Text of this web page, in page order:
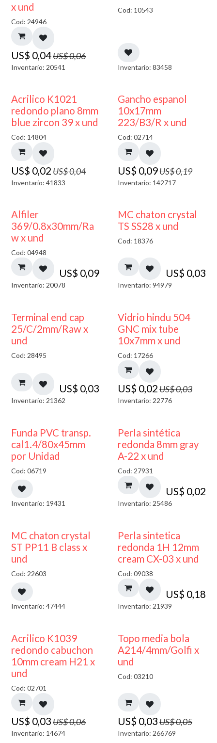
x und
Cod: 24946
US$ 0,04US$0,06
Inventario: 20541
Cod: 10543
Inventario: 83458
50% DESCUENTO
Acrilico K1021
redondo plano 8mm
blue zircon 39 x und
Cod: 14804
US$ 0,02US$0,04
Inventario: 41833
50% DESCUENTO
Gancho espanol
10x17mm
223/B3/R x und
Cod: 02714
US$ 0,09US$0,19
Inventario: 142717
Alfiler
369/0.8x30mm/Ra
w x und
Cod: 04948
US$ 0,09
Inventario: 20078
MC chaton crystal
TS SS28 x und
Cod: 18376
US$ 0,03
Inventario: 94979
Terminal end cap
25/C/2mm/Raw x
und
Cod: 28495
US$ 0,03
Inventario: 21362
40% DESCUENTO
Vidrio hindu 504
GNC mix tube
10x7mm x und
Cod: 17266
US$ 0,02US$0,03
Inventario: 22776
Funda PVC transp.
cal1.4/80x45mm
por Unidad
Cod: 06719
Inventario: 19431
Perla sintética
redonda 8mm gray
A-22 x und
Cod: 27931
US$ 0,02
Inventario: 25486
MC chaton crystal
ST PP11 B class x
und
Cod: 22603
Inventario: 47444
Perla sintetica
redonda 1H 12mm
cream CX-03 x und
Cod: 09038
US$ 0,18
Inventario: 21939
50% DESCUENTO
Acrilico K1039
redondo cabuchon
10mm cream H21 x
und
Cod: 02701
US$ 0,03US$0,06
Inventario: 14674
40% DESCUENTO
Topo media bola
A214/4mm/Golfi x
und
Cod: 03210
US$ 0,03US$0,05
Inventario: 266769